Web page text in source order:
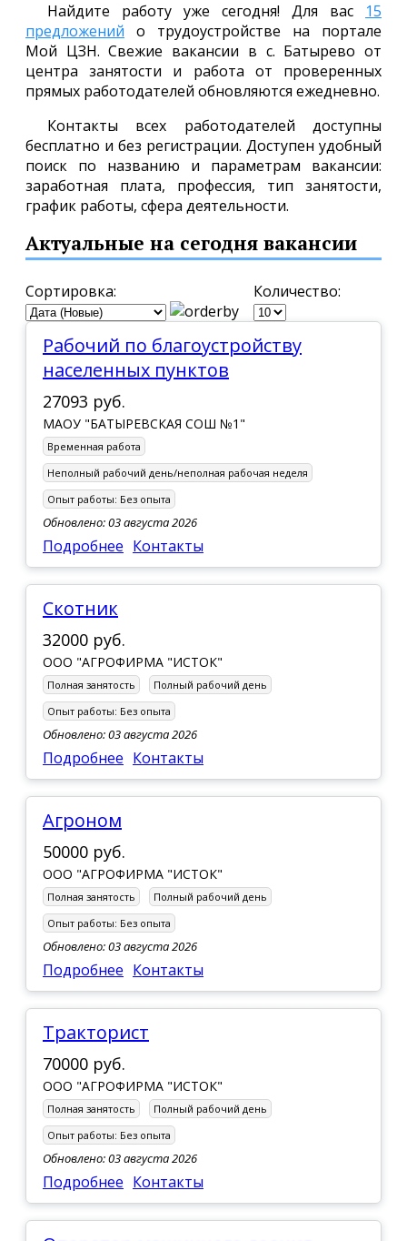
Найдите работу уже сегодня! Для вас 15
предложений о трудоустройстве на портале
Мой ЦЗН. Свежие вакансии в с. Батырево от
центра занятости и работа от проверенных
прямых работодателей обновляются ежедневно.
Контакты всех работодателей доступны
бесплатно и без регистрации. Доступен удобный
поиск по названию и параметрам вакансии:
заработная плата, профессия, тип занятости,
график работы, сфера деятельности.
Актуальные на сегодня вакансии
Сортировка: Количество:
Рабочий по благоустройству
населенных пунктов
27093 руб.
МАОУ "БАТЫРЕВСКАЯ СОШ №1"
Временная работа
Неполный рабочий день/неполная рабочая неделя
Опыт работы: Без опыта
Обновлено: 03 августа 2026
Подробнее Контакты
скотник
32000 руб.
ООО "АГРОФИРМА "ИСТОК"
Полная занятость
Полный рабочий день
Опыт работы: Без опыта
Обновлено: 03 августа 2026
Подробнее Контакты
Агроном
50000 руб.
ООО "АГРОФИРМА "ИСТОК"
Полная занятость
Полный рабочий день
Опыт работы: Без опыта
Обновлено: 03 августа 2026
Подробнее Контакты
Тракторист
70000 руб.
ООО "АГРОФИРМА "ИСТОК"
Полная занятость
Полный рабочий день
Опыт работы: Без опыта
Обновлено: 03 августа 2026
Подробнее Контакты